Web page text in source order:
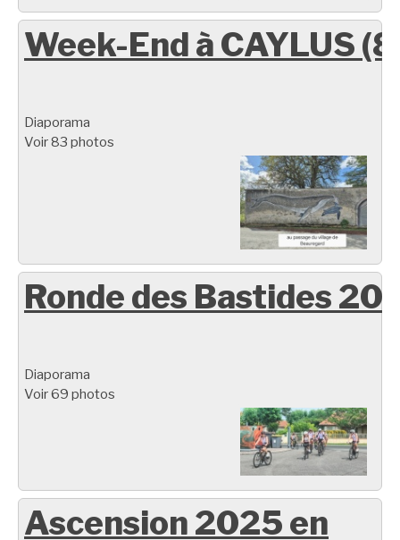
Week-End à CAYLUS
Diaporama
Voir 83 photos
Ronde des Bastides
Diaporama
Voir 69 photos
Ascension 2025 en